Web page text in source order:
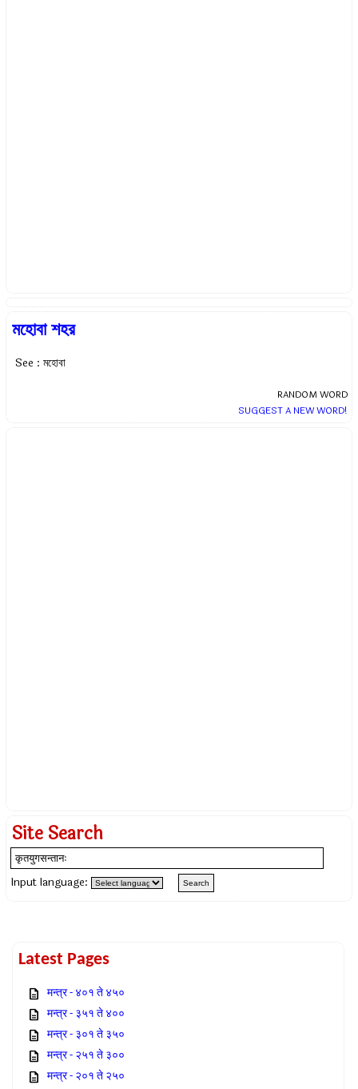
মহোবা শহর
See : মহোবা
RANDOM WORD
SUGGEST A NEW WORD!
Site Search
Input language:
Latest Pages
मन्त्र - ४०१ ते ४५०
मन्त्र - ३५१ ते ४००
मन्त्र - ३०१ ते ३५०
मन्त्र - २५१ ते ३००
मन्त्र - २०१ ते २५०